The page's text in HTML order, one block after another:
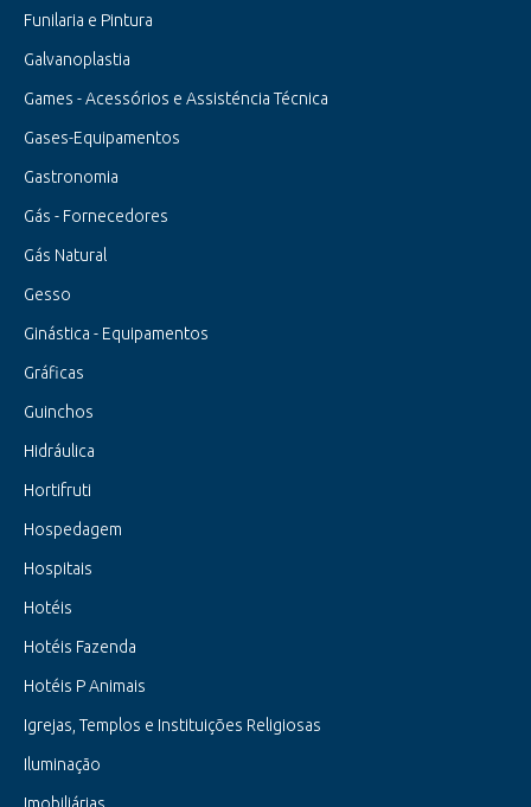
Funilaria e Pintura
Galvanoplastia
Games - Acessórios e Assisténcia Técnica
Gases-Equipamentos
Gastronomia
Gás - Fornecedores
Gás Natural
Gesso
Ginástica - Equipamentos
Gráficas
Guinchos
Hidráulica
Hortifruti
Hospedagem
Hospitais
Hotéis
Hotéis Fazenda
Hotéis P Animais
Igrejas, Templos e Instituições Religiosas
Iluminação